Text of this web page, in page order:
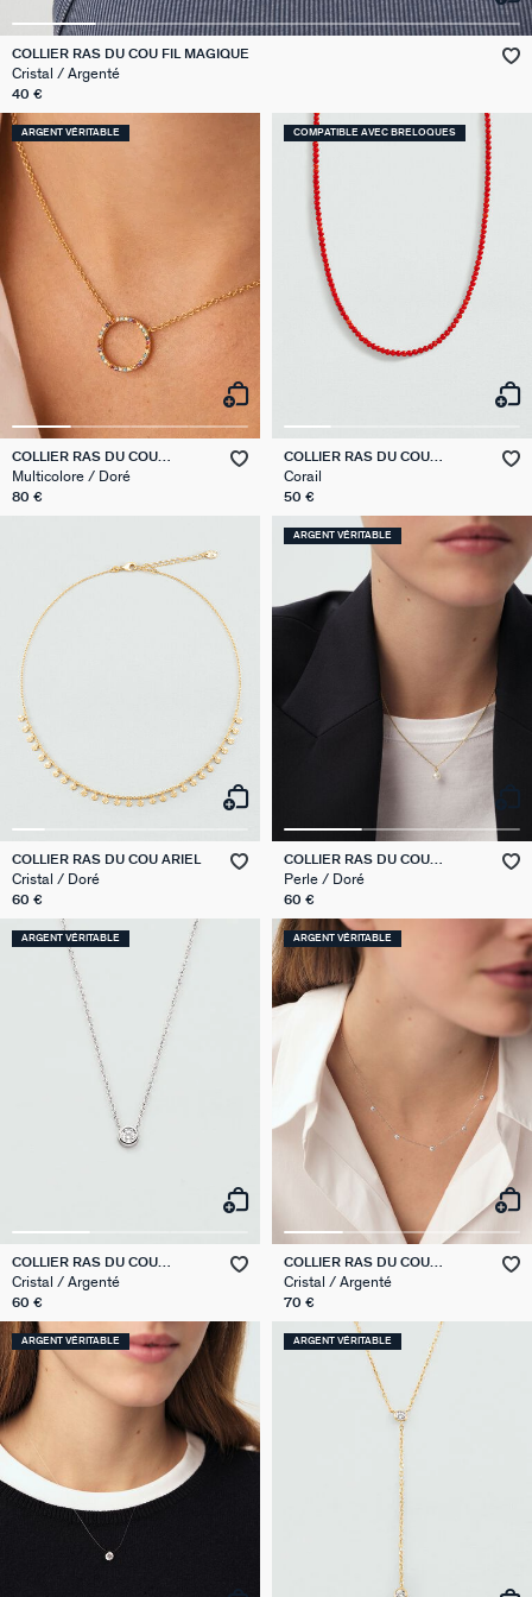
VICTOIRE
GÉNÉRATION AGATHA
SUR LA PEAU
COLLIER RAS DU COU FIL MAGIQUE
Cristal / Argenté
40 €
ARGENT VÉRITABLE
COLLIER RAS DU COU
RAINBOW
Multicolore / Doré
80 €
COMPATIBLE AVEC BRELOQUES
COLLIER RAS DU COU
PIERRES NATURELLES
Corail
50 €
COLLIER RAS DU COU ARIEL
Cristal / Doré
60 €
ARGENT VÉRITABLE
COLLIER RAS DU COU
PERLYS
Perle / Doré
60 €
ARGENT VÉRITABLE
COLLIER RAS DU COU
BRILLANT
Cristal / Argenté
60 €
ARGENT VÉRITABLE
COLLIER RAS DU COU
BRILLANT
Cristal / Argenté
70 €
ARGENT VÉRITABLE ARGENT VÉRITABLE